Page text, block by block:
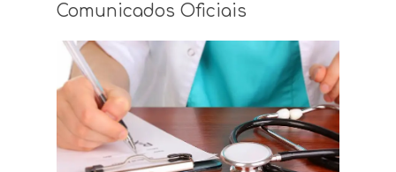
Comunicados Oficiais